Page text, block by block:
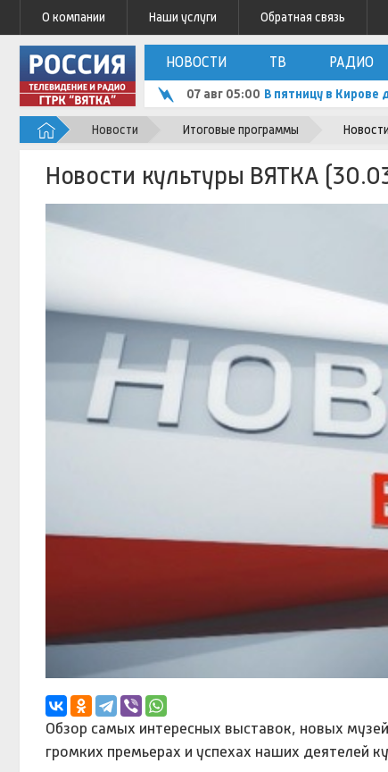
О компании Наши услуги Обратная связь
НОВОСТИ ТВ РАДИО
07 авг 05:00 В пятницу в
Новости Итоговые программы
Новости культуры ВЯТКА
Обзор самых интересных выставок, новых
громких премьерах и успехах наших деятелей